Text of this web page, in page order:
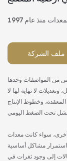
منذ عام 1997
ملف الشركة
لا نهاية لها لا
وخطوط الإنتاج
أخرى، سواء كانت معدات
مشاكل أساسية
إلى وجود ثغرات في